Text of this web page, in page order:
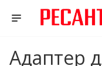
Адаптер